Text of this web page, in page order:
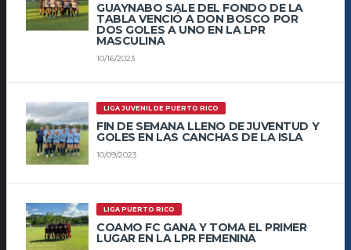
GUAYNABO SALE DEL FONDO DE LA
TABLA VENCIÓ A DON BOSCO POR
DOS GOLES A UNO EN LA LPR
MASCULINA
10/16/2023
LIGA JUVENIL DE PUERTO RICO
FIN DE SEMANA LLENO DE JUVENTUD Y
GOLES EN LAS CANCHAS DE LA ISLA
10/09/2023
LIGA PUERTO RICO
COAMO FC GANA Y TOMA EL PRIMER
LUGAR EN LA LPR FEMENINA